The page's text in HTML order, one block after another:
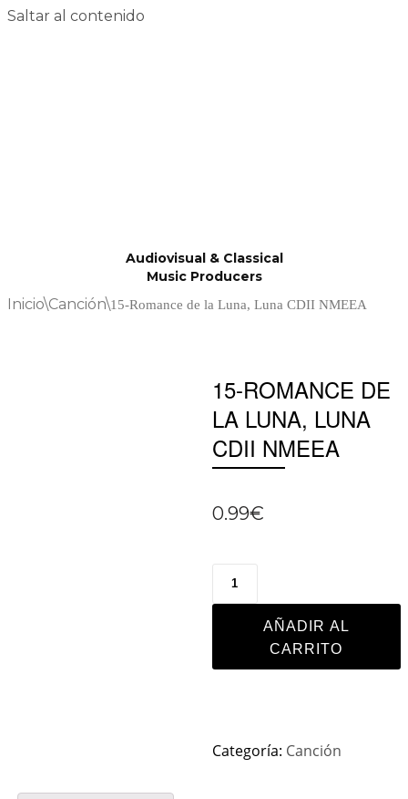
Saltar al contenido
Audiovisual & Classical
Music Producers
Inicio\Canción\15-Romance de la Luna, Luna CDII NMEEA
15-ROMANCE DE
LA LUNA, LUNA
CDII NMEEA
0.99€
AÑADIR AL
CARRITO
Categoría: Canción